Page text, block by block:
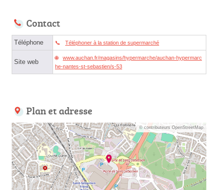
Contact
Téléphone Téléphoner à la station de supermarché
Site web
www.auchan.fr/magasins/hypermarche/auchan-hypermarc
he-nantes-st-sebastien/s-53
Plan et adresse
© contributeurs OpenStreetMap